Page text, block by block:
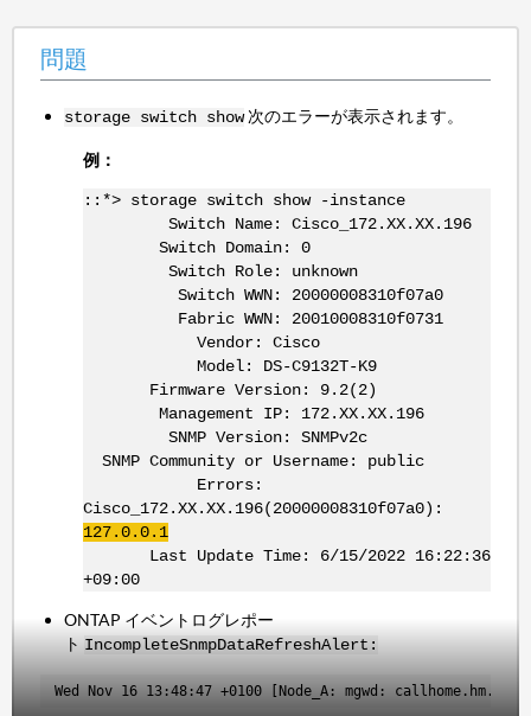
問題
storage switch show次のエラーが表示されます。
例：
::*> storage switch show -instance
Switch Name: Cisco_172.XX.XX.196
Switch Domain: 0
Switch Role: unknown
Switch WWN: 20000008310f07a0
Fabric WWN: 20010008310f0731
Vendor: Cisco
Model: DS-C9132T-K9
Firmware Version: 9.2(2)
Management IP: 172.XX.XX.196
SNMP Version: SNMPv2c
SNMP Community or Username: public
Errors:
Cisco_172.XX.XX.196(20000008310f07a0):
127.0.0.1
Last Update Time: 6/15/2022 16:22:36
+09:00
ONTAP イベントログレポー
ト IncompleteSnmpDataRefreshAlert:
Wed Nov 16 13:48:47 +0100 [Node_A: mgwd: